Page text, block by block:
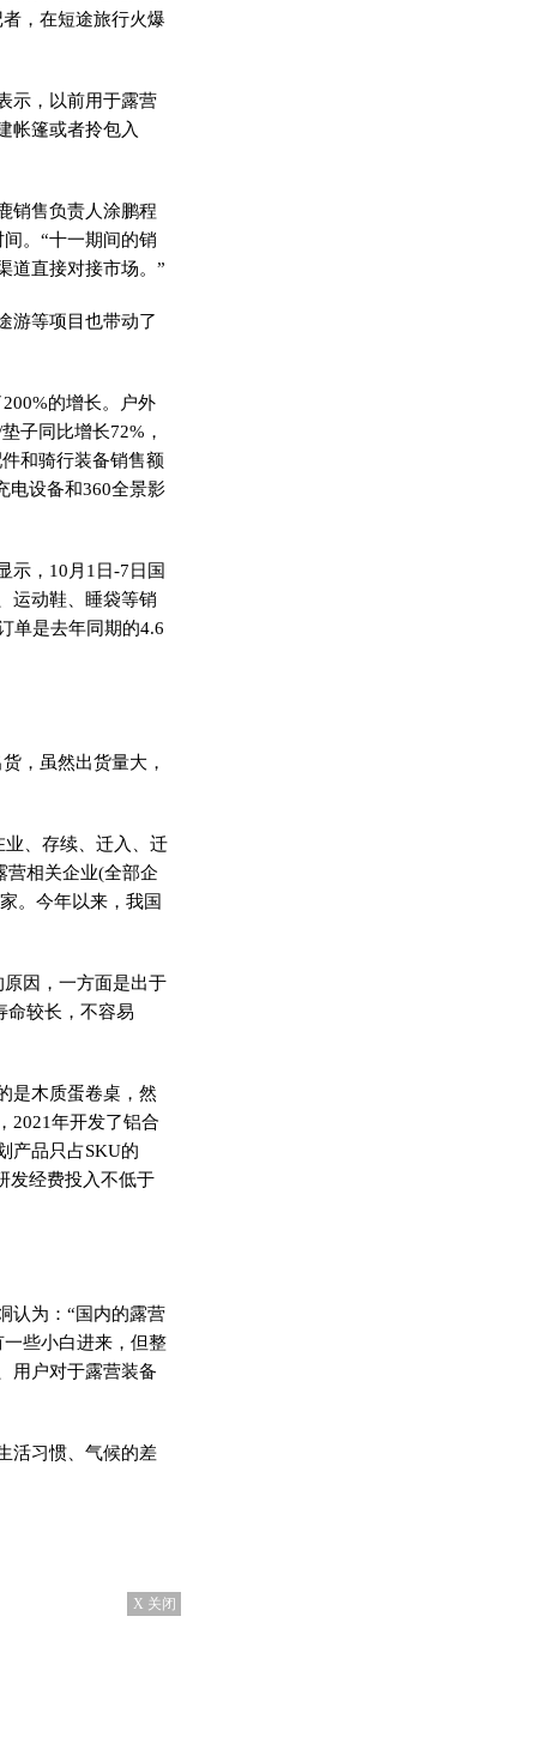
，在短途旅行火爆
示，以前用于露营
帐篷或者拎包入
销售负责人涂鹏程
。“十一期间的销
道直接对接市场。”
游等项目也带动了
的增长。户外
子同比增长72%，
和骑行装备销售额
电设备和360全景影
示，10月1日-7日国
运动鞋、睡袋等销
单是去年同期的4.6
，虽然出货量大，
、存续、迁入、迁
营相关企业(全部企
。今年以来，我国
因，一方面是出于
命较长，不容易
是木质蛋卷桌，然
2021年开发了铝合
产品只占SKU的
发经费投入不低于
认为：“国内的露营
些小白进来，但整
用户对于露营装备
活习惯、气候的差
X 关闭